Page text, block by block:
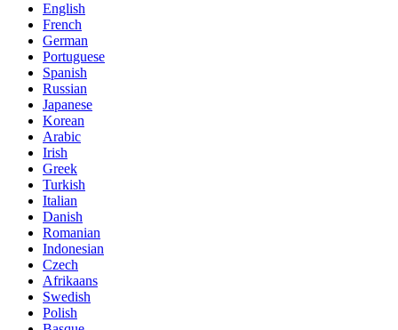
English
French
German
Portuguese
Spanish
Russian
Japanese
Korean
Arabic
Irish
Greek
Turkish
Italian
Danish
Romanian
Indonesian
Czech
Afrikaans
Swedish
Polish